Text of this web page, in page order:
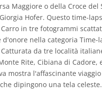
Maggiore o della Croce del
Hofer. Questo time-
in tre fotogrammi
nella categoria Time-
da tre località
Rite, Cibiana di Cadore,
mostra l'affascinante
dipingono una tela